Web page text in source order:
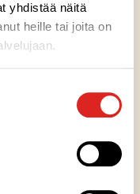
yhdistää näitä
heille tai joita on